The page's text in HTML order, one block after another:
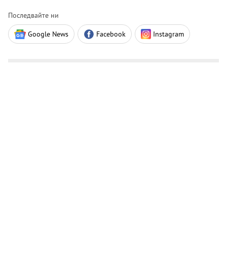
Последвайте ни
Google News Facebook Instagram